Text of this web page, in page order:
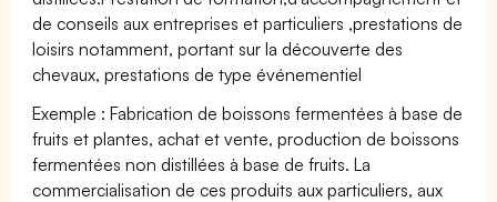
de conseils aux entreprises et particuliers ,prestations de
loisirs notamment, portant sur la découverte des
chevaux, prestations de type événementiel
Exemple : Fabrication de boissons fermentées à base de
fruits et plantes, achat et vente, production de boissons
fermentées non distillées à base de fruits. La
commercialisation de ces produits aux particuliers, aux